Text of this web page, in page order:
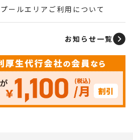
ールエリアご利用について
お知らせ一覧